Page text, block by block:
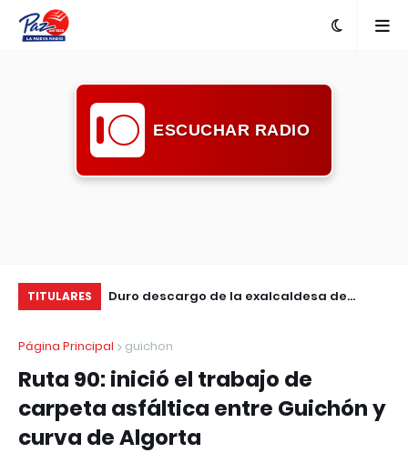
ESCUCHAR RADIO
TITULARES
con nueva
Duro descargo de la exalcaldesa de
comunidad ante la inseguridad
Página Principal
guichon
Ruta 90: inició el trabajo de
carpeta asfáltica entre Guichón y
curva de Algorta